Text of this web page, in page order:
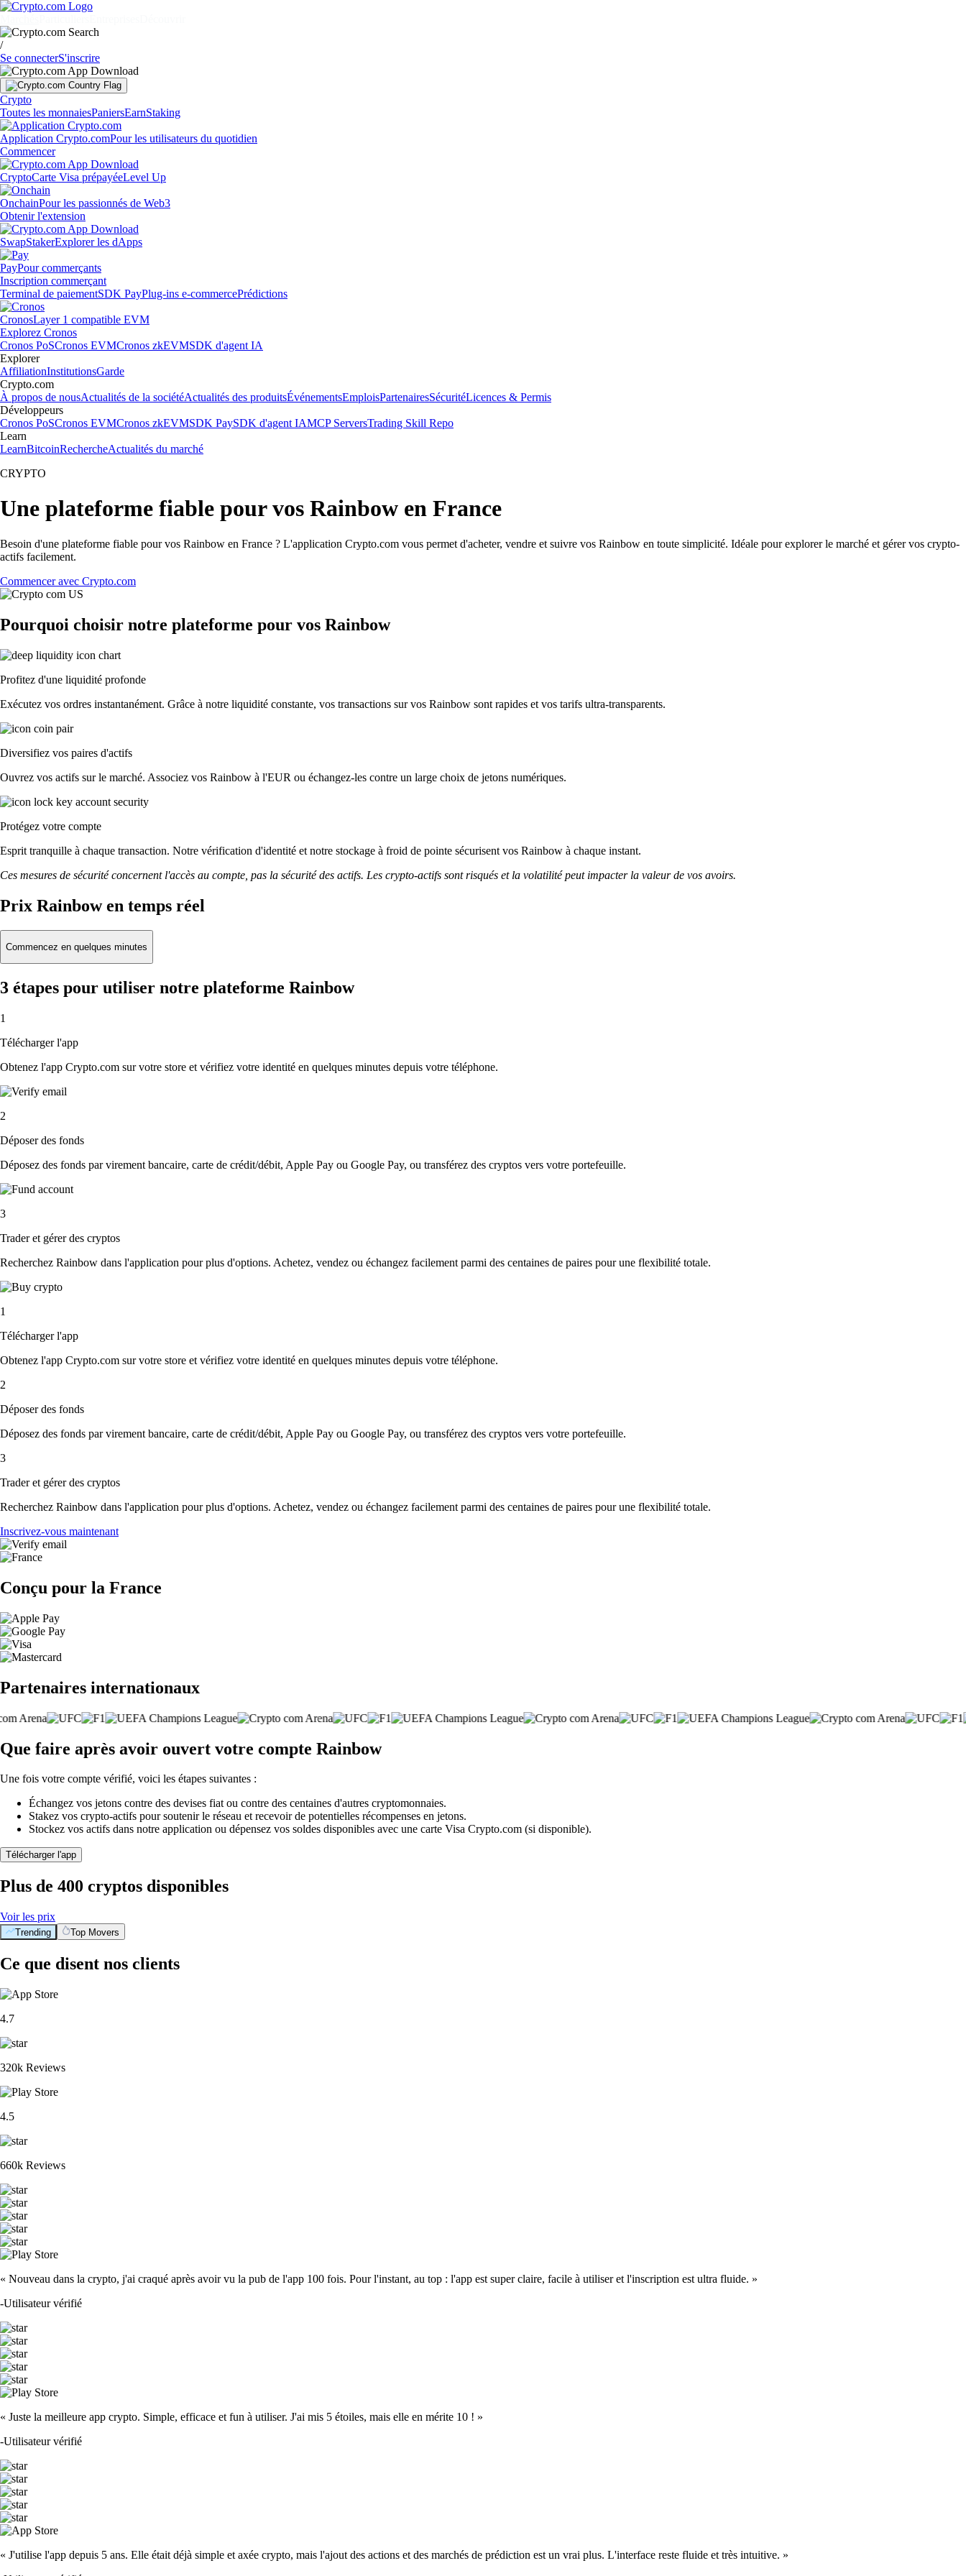
/
Se connecterS'inscrire
Crypto
Toutes les monnaiesPaniersEarnStaking
Application Crypto.comPour les utilisateurs du quotidien
Commencer
CryptoCarte Visa prépayéeLevel Up
OnchainPour les passionnés de Web3
Obtenir l'extension
SwapStakerExplorer les dApps
PayPour commerçants
Inscription commerçant
Terminal de paiementSDK PayPlug-ins e-commercePrédictions
CronosLayer 1 compatible EVM
Explorez Cronos
Cronos PoSCronos EVMCronos zkEVMSDK d'agent IA
Explorer
AffiliationInstitutionsGarde
Crypto.com
À propos de nousActualités de la sociétéActualités des produitsÉvénementsEmploisPartenairesSécuritéLicences & Permis
Développeurs
Cronos PoSCronos EVMCronos zkEVMSDK PaySDK d'agent IAMCP ServersTrading Skill Repo
Learn
LearnBitcoinRechercheActualités du marché
CRYPTO
Une plateforme fiable pour vos Rainbow en France
Besoin d'une plateforme fiable pour vos Rainbow en France ? L'application Crypto.com vous permet d'acheter, vendre et suivre vos Rainbow en toute simplicité. Idéale pour explorer le marché et gérer vos crypto-
actifs facilement.
Commencer avec Crypto.com
Pourquoi choisir notre plateforme pour vos Rainbow
Profitez d'une liquidité profonde
Exécutez vos ordres instantanément. Grâce à notre liquidité constante, vos transactions sur vos Rainbow sont rapides et vos tarifs ultra-transparents.
Diversifiez vos paires d'actifs
Ouvrez vos actifs sur le marché. Associez vos Rainbow à l'EUR ou échangez-les contre un large choix de jetons numériques.
Protégez votre compte
Esprit tranquille à chaque transaction. Notre vérification d'identité et notre stockage à froid de pointe sécurisent vos Rainbow à chaque instant.
Ces mesures de sécurité concernent l'accès au compte, pas la sécurité des actifs. Les crypto-actifs sont risqués et la volatilité peut impacter la valeur de vos avoirs.
Prix Rainbow en temps réel
Commencez en quelques minutes
3 étapes pour utiliser notre plateforme Rainbow
1
Télécharger l'app
Obtenez l'app Crypto.com sur votre store et vérifiez votre identité en quelques minutes depuis votre téléphone.
2
Déposer des fonds
Déposez des fonds par virement bancaire, carte de crédit/débit, Apple Pay ou Google Pay, ou transférez des cryptos vers votre portefeuille.
3
Trader et gérer des cryptos
Recherchez Rainbow dans l'application pour plus d'options. Achetez, vendez ou échangez facilement parmi des centaines de paires pour une flexibilité totale.
1
Télécharger l'app
Obtenez l'app Crypto.com sur votre store et vérifiez votre identité en quelques minutes depuis votre téléphone.
2
Déposer des fonds
Déposez des fonds par virement bancaire, carte de crédit/débit, Apple Pay ou Google Pay, ou transférez des cryptos vers votre portefeuille.
3
Trader et gérer des cryptos
Recherchez Rainbow dans l'application pour plus d'options. Achetez, vendez ou échangez facilement parmi des centaines de paires pour une flexibilité totale.
Inscrivez-vous maintenant
Conçu pour la France
Partenaires internationaux
Que faire après avoir ouvert votre compte Rainbow
Une fois votre compte vérifié, voici les étapes suivantes :
Échangez vos jetons contre des devises fiat ou contre des centaines d'autres cryptomonnaies.
Stakez vos crypto-actifs pour soutenir le réseau et recevoir de potentielles récompenses en jetons.
Stockez vos actifs dans notre application ou dépensez vos soldes disponibles avec une carte Visa Crypto.com (si disponible).
Télécharger l'app
Plus de 400 cryptos disponibles
Voir les prix
Trending Top Movers
Ce que disent nos clients
4.7
320k Reviews
4.5
660k Reviews
« Nouveau dans la crypto, j'ai craqué après avoir vu la pub de l'app 100 fois. Pour l'instant, au top : l'app est super claire, facile à utiliser et l'inscription est ultra fluide. »
-Utilisateur vérifié
« Juste la meilleure app crypto. Simple, efficace et fun à utiliser. J'ai mis 5 étoiles, mais elle en mérite 10 ! »
-Utilisateur vérifié
« J'utilise l'app depuis 5 ans. Elle était déjà simple et axée crypto, mais l'ajout des actions et des marchés de prédiction est un vrai plus. L'interface reste fluide et très intuitive. »